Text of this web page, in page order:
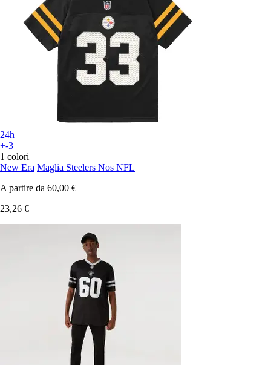
24h
+-3
1 colori
New Era Maglia Steelers Nos NFL
A partire da 60,00 €
23,26 €